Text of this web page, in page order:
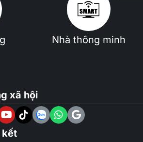
Nhà thông minh
xã hội
kết